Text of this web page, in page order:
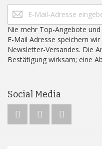
Nie mehr Top-Angebote
E-Mail Adresse speichern
Newsletter-Versandes. Die
Bestätigung wirksam; eine
Social Media